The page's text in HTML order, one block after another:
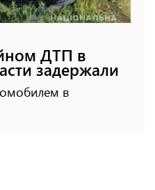
ДТП в
задержали
в